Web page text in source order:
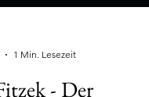
1 Min. Lesezeit